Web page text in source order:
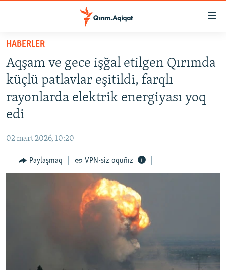
Esas
qaytmaq
Baş
navigatsiyağa
qaytmaq
Qıdıruvğa
SİYASET
İQTİSADİYAT
CEMİYET
İNSAN AQLARI
VİDEO
HABERLER
Aqşam ve gece işğal etilgen Qırımda
küçlü patlavlar eşitildi, farqlı
rayonlarda elektrik energiyası yoq
edi
02 mart 2026, 10:20
Paylaşmaq VPN-siz oquñız